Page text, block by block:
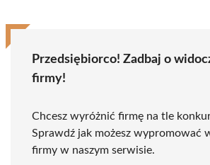
Przedsiębiorco! Zadbaj o
firmy!
Chcesz wyróżnić firmę na tle
Sprawdź jak możesz wypromować
firmy w naszym serwisie.